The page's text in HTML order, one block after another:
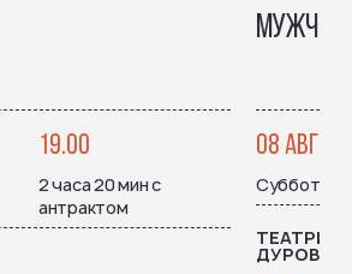
19.00
2 часа 20 мин с
антрактом
08
Суббота
ДУРОВОЙ